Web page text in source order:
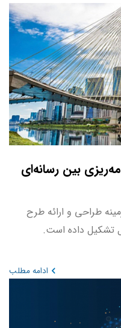
بین رسانه‌ای
طراحی و ارائه طرح
تشکیل داده است.
ادامه مطلب